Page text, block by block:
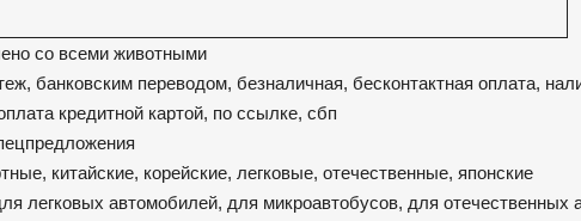
со всеми животными
банковским переводом, безналичная, бесконтактная оплата,
кредитной картой, по ссылке, сбп
китайские, корейские, легковые, отечественные, японские
легковых автомобилей, для микроавтобусов, для отечественных